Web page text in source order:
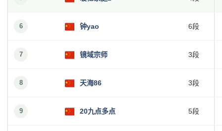
6 钟yao 6段
7 镜域宗师 3段
8 天海86 3段
9 20九点多点 5段